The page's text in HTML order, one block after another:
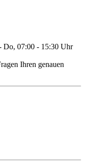
Do, 07:00 - 15:30 Uhr
Ihren genauen